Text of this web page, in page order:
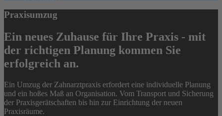
Praxisumzug
Ein neues Zuhause für Ihre Praxis - mit
der richtigen Planung kommen Sie
erfolgreich an.
Ein Umzug der Zahnarztpraxis erfordert eine individuelle Planung
und ein hoßes Maß an Organisation. Vom Transport und Sicherung
der Praxisgerätschaften bis hin zur Einrichtung der neuen
Praxisräume.